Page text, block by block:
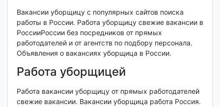
Вакансии уборщицу с популярных сайтов поиска
работы в России. Работа уборщицу свежие вакансии в
РоссииРоссии без посредников от прямых
работодателей и от агентств по подбору персонала.
Объявления о вакансиях уборщица в России.
Работа уборщицей
Работа вакансии уборщицу от прямых работодателей
свежие вакансии. Вакансии уборщица работа Россия.